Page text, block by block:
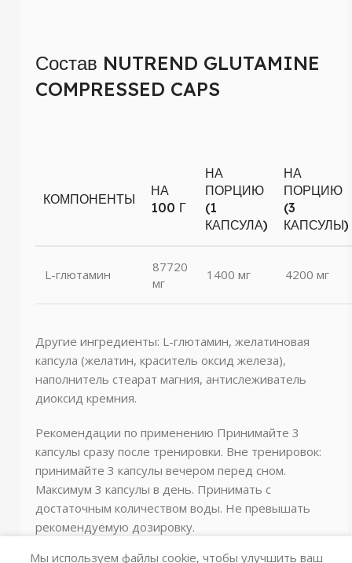
Состав NUTREND GLUTAMINE
COMPRESSED CAPS
КОМПОНЕНТЫ
НА
100 Г
НА
ПОРЦИЮ
(1
КАПСУЛА)
НА
ПОРЦИЮ
(3
КАПСУЛЫ)
L-глютамин
87720
мг
1400 мг 4200 мг
Другие ингредиенты: L-глютамин, желатиновая
капсула (желатин, краситель оксид железа),
наполнитель стеарат магния, антислеживатель
диоксид кремния.
Рекомендации по применению Принимайте 3
капсулы сразу после тренировки. Вне тренировок:
принимайте 3 капсулы вечером перед сном.
Максимум 3 капсулы в день. Принимать с
достаточным количеством воды. Не превышать
рекомендуемую дозировку.
Мы используем файлы cookie, чтобы улучшить ваш